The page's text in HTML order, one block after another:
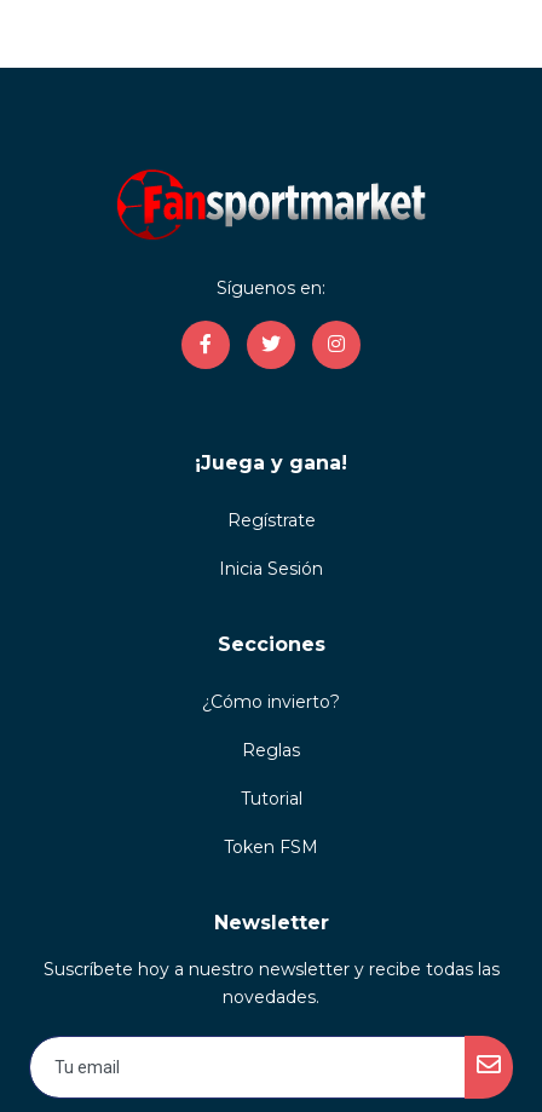
Síguenos en:
¡Juega y gana!
Regístrate
Inicia Sesión
Secciones
¿Cómo invierto?
Reglas
Tutorial
Token FSM
Newsletter
Suscríbete hoy a nuestro newsletter y recibe todas las
novedades.